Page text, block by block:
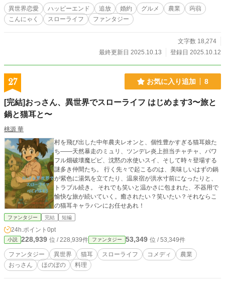
げなければならなくなった。 しかし実はヘンリーは大の蒟蒻嫌いで……。 「新
品種は、蒟蒻らしくない蒟蒻にする。これは苦手な国民向けの言い訳と免罪符
だ。あと医療費削減とお腹の健康」 「そんな。宗教改革は各方面に喧嘩を売っ
ものが好きな元王太子と、どちらも好きな令嬢の蒟蒻スローライフ。 この話は
異世界恋愛 ハッピーエンド 追放 婚約 グルメ 農業
蒟蒻
こんにゃく
スローライフ ファンタジー
文字数 18,274
最終更新日 2025.10.13
登録日 2025.10.12
27 お気に入り追加 8
[完結]おっさん、異世界でスローライフ はじめます3〜旅と
鍋と猫耳と〜
桃源 華
村を飛び出した中年農夫レオンと、個性豊かすぎる猫耳娘た
ち――天然暴走のミュリ、ツンデレ炎上担当チャチャ、パワ
フル畑破壊魔ビビ、沈黙の水使いスイ、そして時々登場する
謎多き仲間たち。 行く先々で起こるのは、美味しいはずの鍋
が紫色に湯気を立てたり、温泉宿が洪水寸前になったりと、
トラブル続き。 それでも笑いと温かさに包まれた、不器用で
愉快な旅が続いていく。癒されたい？笑いたい？それならこ
の猫耳キャラバンにお任せあれ！
ファンタジー 完結 短編
24h.ポイント 0pt
小説 228,939 位 / 228,939件 ファンタジー 53,349 位 / 53,349件
ファンタジー 異世界 猫耳 スローライフ コメディ
農業
おっさん
ほのぼの 料理